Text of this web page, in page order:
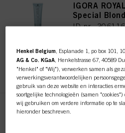
IGORA
Special
ID-nr.
Henkel Belgium , Esplanade 1, po box 101,
AG & Co. KGaA , Henkelstrasse 67, 40589
"Henkel" of "Wij"), verwerken samen als
verwerkingsverantwoordelijken
gebruik van deze website en interacties
soortgelijke technologieën (samen
wij gebruiken om verdere informatie op te
hieronder beschreven.